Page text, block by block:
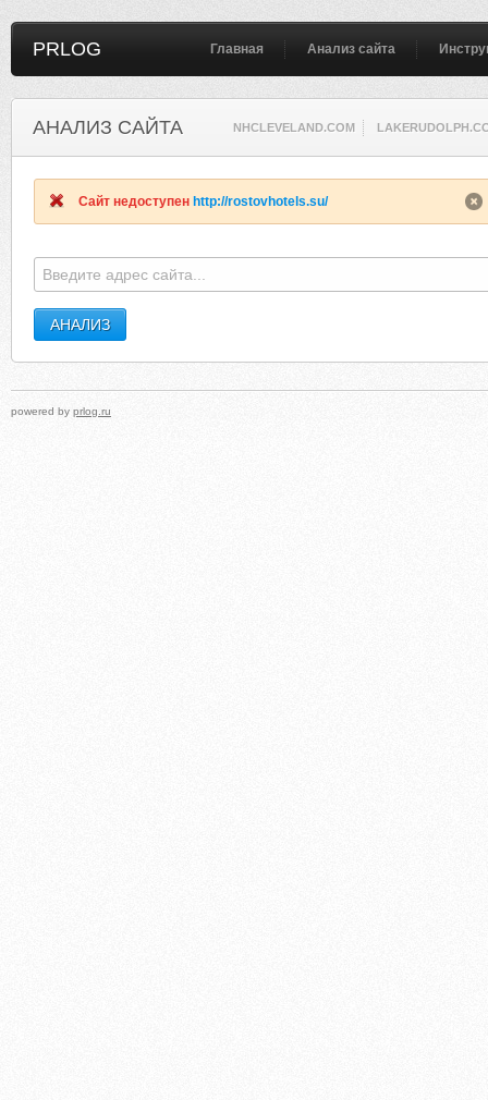
PRLOG Главная Анализ сайта
АНАЛИЗ САЙТА NHCLEVELAND.COM
Сайт недоступен http://rostovhotels.su/
powered by prlog.ru